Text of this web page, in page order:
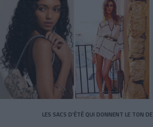
LES SACS D’ÉTÉ QUI DONNENT LE TON